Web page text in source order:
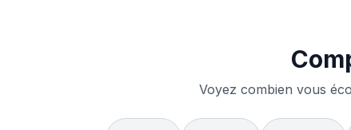
Voyez combien vous